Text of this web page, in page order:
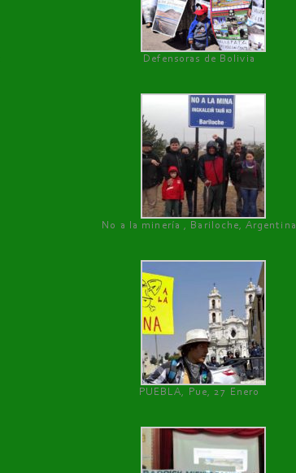
Defensoras de Bolivia
No a la minería , Bariloche, Argentina
PUEBLA, Pue, 27 Enero